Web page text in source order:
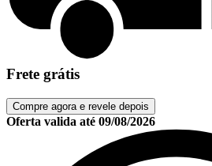
Frete grátis
Compre agora e revele depois
Oferta valida até 09/08/2026